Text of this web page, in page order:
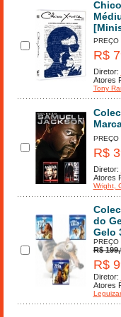
PREÇO
R$
Diretor:
Atores
Tony
PREÇO
R$
Diretor:
Atores
Wright,
do
Gelo
PREÇO
R$
R$
Diretor:
Atores